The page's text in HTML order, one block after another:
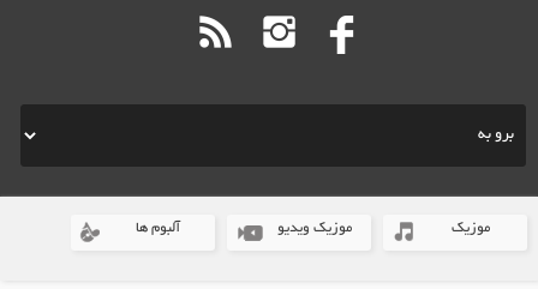
موزیک موزیک ویدیو آلبوم ها